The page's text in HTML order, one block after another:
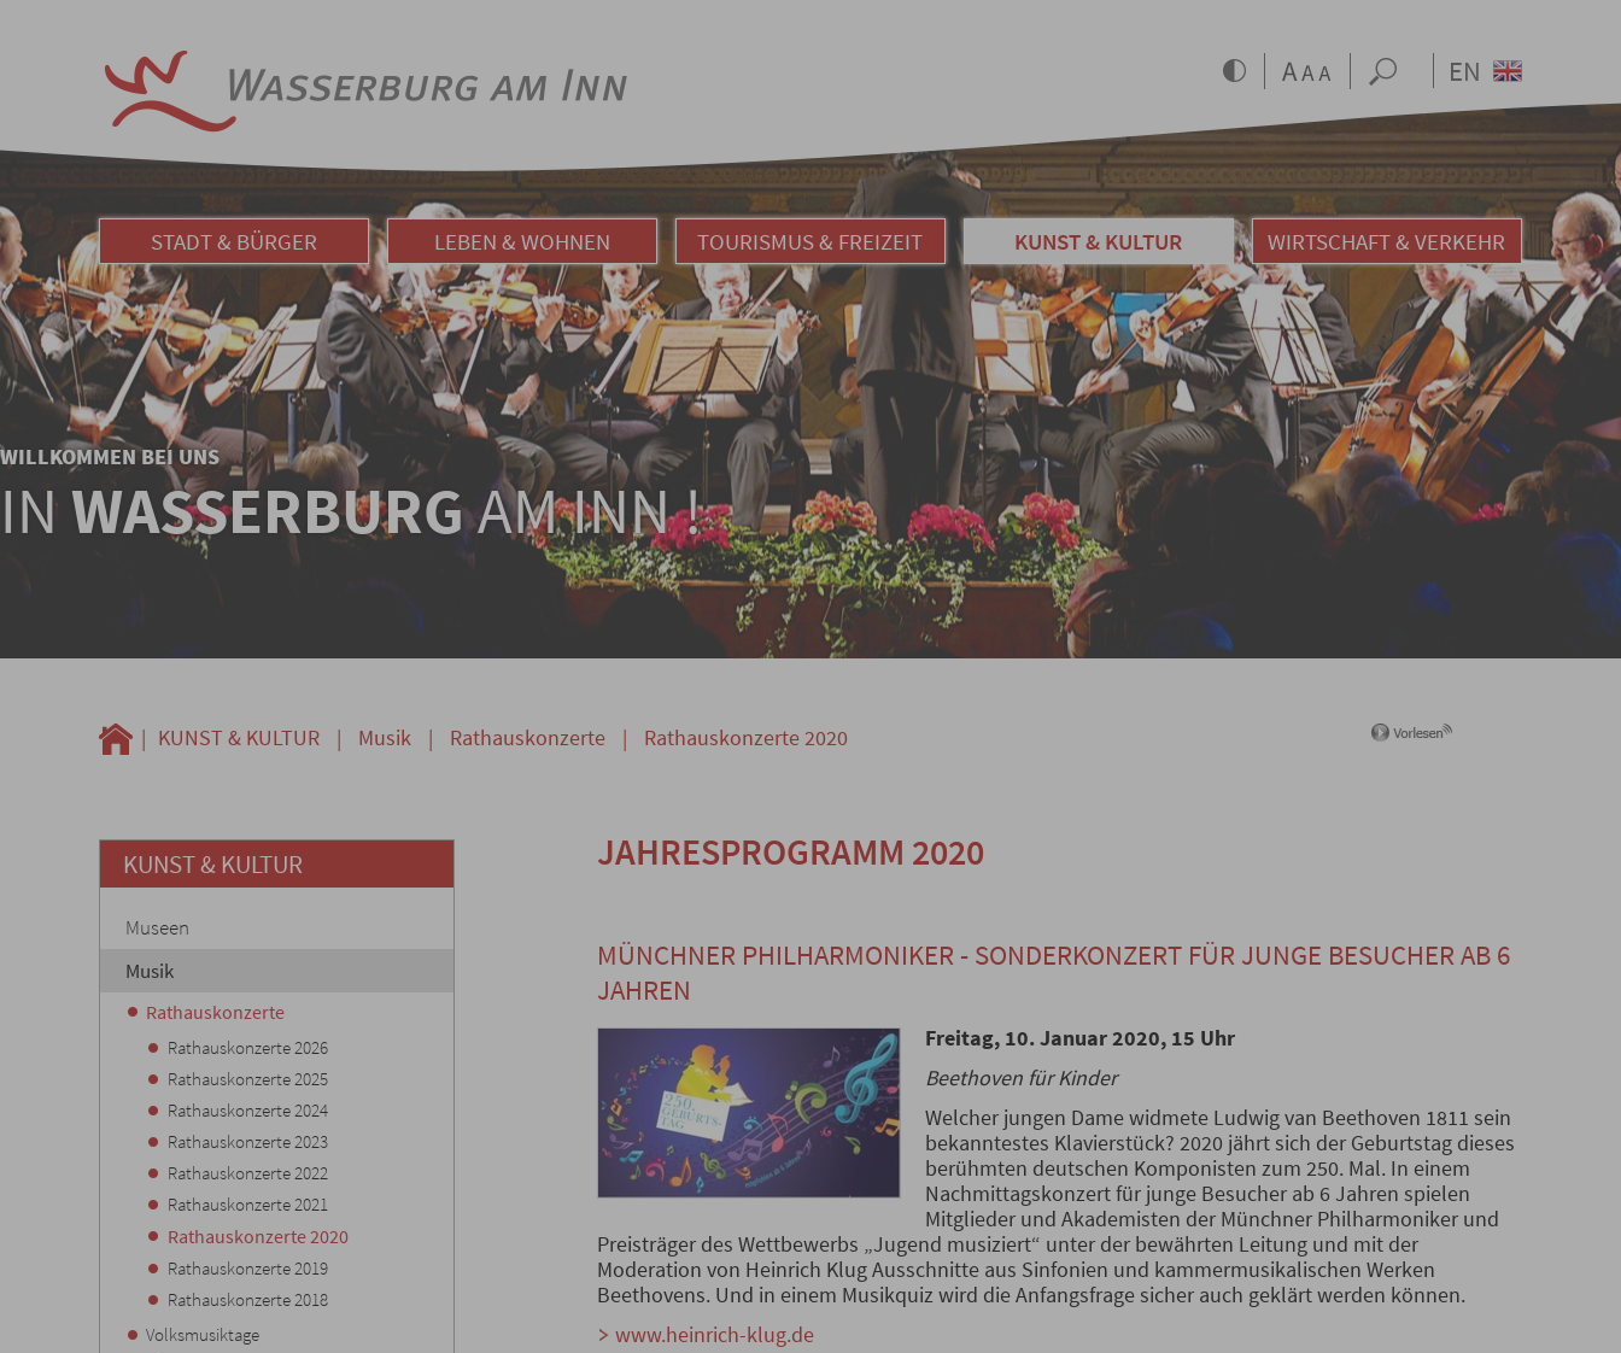
EN
STADT & BÜRGER LEBEN & WOHNEN TOURISMUS & FREIZEIT KUNST & KULTUR WIRTSCHAFT & VERKEHR
WILLKOMMEN BEI UNS
INWASSERBURGAM INN !
| KUNST & KULTUR | Musik | Rathauskonzerte | Rathauskonzerte 2020
JAHRESPROGRAMM 2020
MÜNCHNER PHILHARMONIKER - SONDERKONZERT FÜR JUNGE BESUCHER AB 6
JAHREN
Freitag, 10. Januar 2020, 15 Uhr
Beethoven für Kinder
Welcher jungen Dame widmete Ludwig van Beethoven 1811 sein
bekanntestes Klavierstück? 2020 jährt sich der Geburtstag dieses
berühmten deutschen Komponisten zum 250. Mal. In einem
Nachmittagskonzert für junge Besucher ab 6 Jahren spielen
Mitglieder und Akademisten der Münchner Philharmoniker und
Preisträger des Wettbewerbs „Jugend musiziert“ unter der bewährten Leitung und mit der
Moderation von Heinrich Klug Ausschnitte aus Sinfonien und kammermusikalischen Werken
Beethovens. Und in einem Musikquiz wird die Anfangsfrage sicher auch geklärt werden können.
www.heinrich-klug.de
KUNST & KULTUR
Museen
Musik
Rathauskonzerte
Rathauskonzerte 2026
Rathauskonzerte 2025
Rathauskonzerte 2024
Rathauskonzerte 2023
Rathauskonzerte 2022
Rathauskonzerte 2021
Rathauskonzerte 2020
Rathauskonzerte 2019
Rathauskonzerte 2018
Volksmusiktage